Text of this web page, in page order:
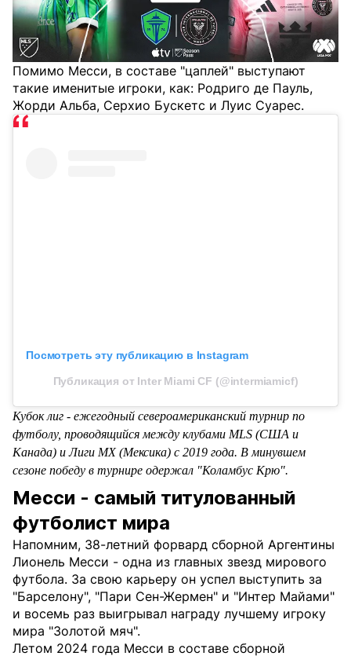
Помимо Месси, в составе "цаплей" выступают
такие именитые игроки, как: Родриго де Пауль,
Жорди Альба, Серхио Бускетс и Луис Суарес.
Посмотреть эту публикацию в Instagram
Публикация от Inter Miami CF (@intermiamicf)
Кубок лиг - ежегодный североамериканский турнир по
футболу, проводящийся между клубами MLS (США и
Канада) и Лиги MX (Мексика) с 2019 года. В минувшем
сезоне победу в турнире одержал "Коламбус Крю".
Месси - самый титулованный
футболист мира
Напомним, 38-летний форвард сборной Аргентины
Лионель Месси - одна из главных звезд мирового
футбола. За свою карьеру он успел выступить за
"Барселону", "Пари Сен-Жермен" и "Интер Майами"
и восемь раз выигрывал награду лучшему игроку
мира "Золотой мяч".
Летом 2024 года Месси в составе сборной